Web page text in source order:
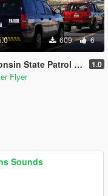
609 6
State Patrol 2013 Tahoe 1.0
Flyer
Sounds